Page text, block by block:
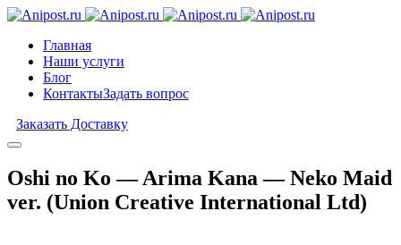
Главная
Наши услуги
Блог
КонтактыЗадать вопрос
Заказать Доставку
Oshi no Ko — Arima Kana — Neko Maid
ver. (Union Creative International Ltd)